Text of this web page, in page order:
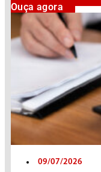
Ouça agora
09/07/2026